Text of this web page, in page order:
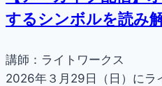
するシンボルを読み
講師：ライトワークス
2026年３月29日（日）にラ